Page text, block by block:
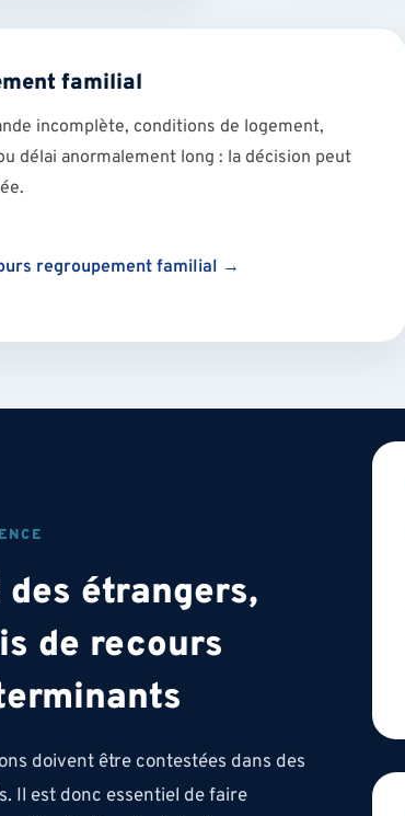
familial
incomplète, conditions de logement,
délai anormalement long : la décision peut
regroupement familial →
étrangers,
de recours
doivent être contestées dans des
Il est donc essentiel de faire